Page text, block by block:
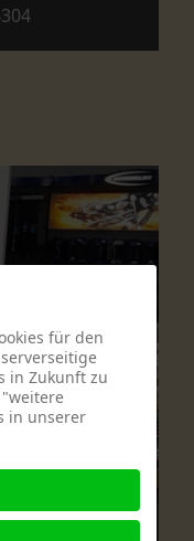
für den
in Zukunft zu
in unserer